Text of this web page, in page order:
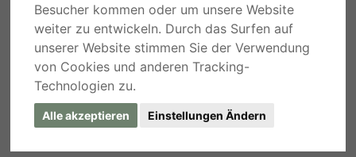
Besucher kommen oder um unsere Website
weiter zu entwickeln. Durch das Surfen auf
unserer Website stimmen Sie der Verwendung
von Cookies und anderen Tracking-
Technologien zu.
Alle akzeptieren Einstellungen Ändern